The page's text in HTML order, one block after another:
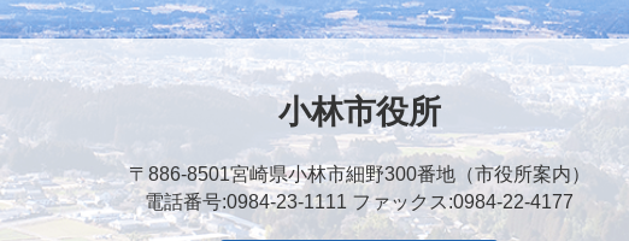
小林市役所
〒886-8501宮崎県小林市細野300番地（市役所案内）
電話番号:0984-23-1111 ファックス:0984-22-4177